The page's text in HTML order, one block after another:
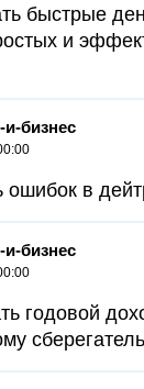
быстрые
и
бизнес
ошибок в
бизнес
годовой